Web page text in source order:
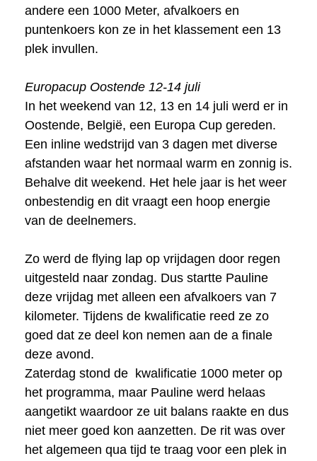
andere een 1000 Meter, afvalkoers en
puntenkoers kon ze in het klassement een 13
plek invullen.
Europacup Oostende 12-14 juli
In het weekend van 12, 13 en 14 juli werd er in
Oostende, België, een Europa Cup gereden.
Een inline wedstrijd van 3 dagen met diverse
afstanden waar het normaal warm en zonnig is.
Behalve dit weekend. Het hele jaar is het weer
onbestendig en dit vraagt een hoop energie
van de deelnemers.
Zo werd de flying lap op vrijdagen door regen
uitgesteld naar zondag. Dus startte Pauline
deze vrijdag met alleen een afvalkoers van 7
kilometer. Tijdens de kwalificatie reed ze zo
goed dat ze deel kon nemen aan de a finale
deze avond.
Zaterdag stond de kwalificatie 1000 meter op
het programma, maar Pauline werd helaas
aangetikt waardoor ze uit balans raakte en dus
niet meer goed kon aanzetten. De rit was over
het algemeen qua tijd te traag voor een plek in